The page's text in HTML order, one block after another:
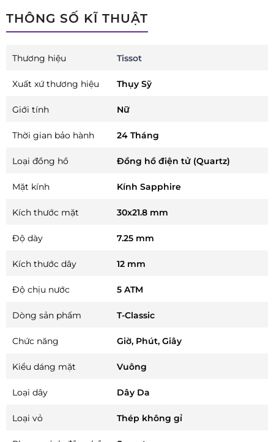
THÔNG SỐ KĨ THUẬT
Thương hiệu Tissot
Xuất xứ thương hiệu Thụy Sỹ
Giới tính Nữ
Thời gian bảo hành 24 Tháng
Loại đồng hồ Đồng hồ điện tử (Quartz)
Mặt kính Kính Sapphire
Kích thước mặt 30x21.8 mm
Độ dày 7.25 mm
Kích thước dây 12 mm
Độ chịu nước 5 ATM
Dòng sản phẩm T-Classic
Chức năng Giờ, Phút, Giây
Kiểu dáng mặt Vuông
Loại dây Dây Da
Loại vỏ Thép không gỉ